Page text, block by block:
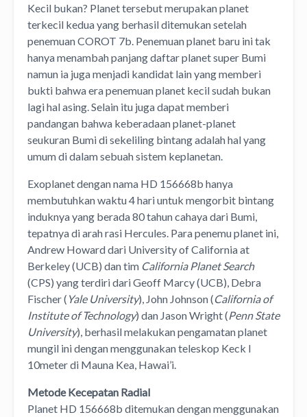
Kecil bukan? Planet tersebut merupakan planet
terkecil kedua yang berhasil ditemukan setelah
penemuan COROT 7b. Penemuan planet baru ini tak
hanya menambah panjang daftar planet super Bumi
namun ia juga menjadi kandidat lain yang memberi
bukti bahwa era penemuan planet kecil sudah bukan
lagi hal asing. Selain itu juga dapat memberi
pandangan bahwa keberadaan planet-planet
seukuran Bumi di sekeliling bintang adalah hal yang
umum di dalam sebuah sistem keplanetan.
Exoplanet dengan nama HD 156668b hanya
membutuhkan waktu 4 hari untuk mengorbit bintang
induknya yang berada 80 tahun cahaya dari Bumi,
tepatnya di arah rasi Hercules. Para penemu planet ini,
Andrew Howard dari University of California at
Berkeley (UCB) dan tim California Planet Search
(CPS) yang terdiri dari Geoff Marcy (UCB), Debra
Fischer ( Yale University), John Johnson (California of
Institute of Technology) dan Jason Wright (Penn State
University), berhasil melakukan pengamatan planet
mungil ini dengan menggunakan teleskop Keck I
10meter di Mauna Kea, Hawai’i.
Metode Kecepatan Radial
Planet HD 156668b ditemukan dengan menggunakan